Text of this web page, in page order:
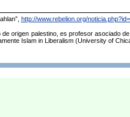
http://www.rebelion.org/
origen palestino, es profesor asociado
Islam in Liberalism (University of